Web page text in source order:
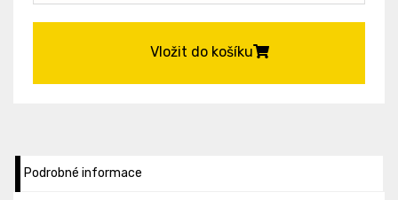
Vložit do košíku
Podrobné informace